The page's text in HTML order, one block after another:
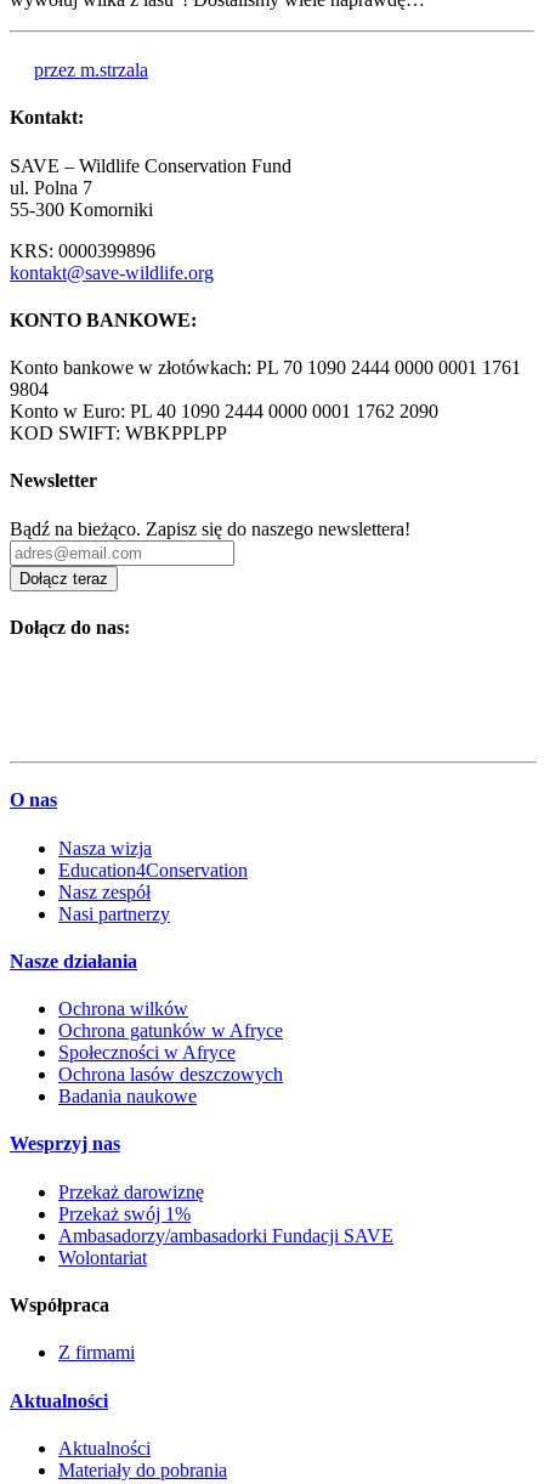
przez m.strzala
Kontakt:
SAVE – Wildlife Conservation Fund
ul. Polna 7
55-300 Komorniki
KRS: 0000399896
kontakt@save-wildlife.org
KONTO BANKOWE:
Konto bankowe w złotówkach: PL 70 1090 2444 0000 0001 1761
9804
Konto w Euro: PL 40 1090 2444 0000 0001 1762 2090
KOD SWIFT: WBKPPLPP
Newsletter
Bądź na bieżąco. Zapisz się do naszego newslettera!
Dołącz teraz
Dołącz do nas:
O nas
Nasza wizja
Education4Conservation
Nasz zespół
Nasi partnerzy
Nasze działania
Ochrona wilków
Ochrona gatunków w Afryce
Społeczności w Afryce
Ochrona lasów deszczowych
Badania naukowe
Wesprzyj nas
Przekaż darowiznę
Przekaż swój 1%
Ambasadorzy/ambasadorki Fundacji SAVE
Wolontariat
Współpraca
Z firmami
Aktualności
Aktualności
Materiały do pobrania